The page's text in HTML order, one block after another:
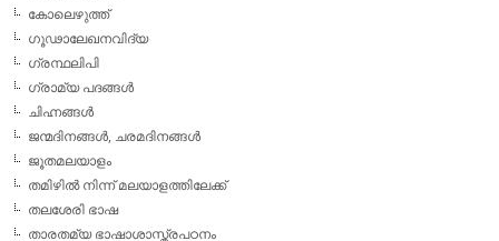
കോലെഴുത്ത്
ഗൂഢാലേഖനവിദ്യ
ഗ്രന്ഥലിപി
ഗ്രാമ്യ പദങ്ങള്‍
ചിഹ്നങ്ങള്‍
ജന്മദിനങ്ങള്‍, ചരമദിനങ്ങള്‍
ജൂതമലയാളം
തമിഴില്‍ നിന്ന് മലയാളത്തിലേക്ക്
തലശേരി ഭാഷ
താരതമ്യ ഭാഷാശാസ്ത്രപഠനം